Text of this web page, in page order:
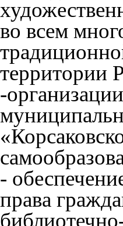
во всем
территории
-
-
права